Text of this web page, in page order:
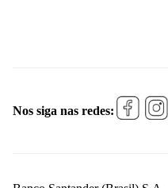
Nos siga nas redes: